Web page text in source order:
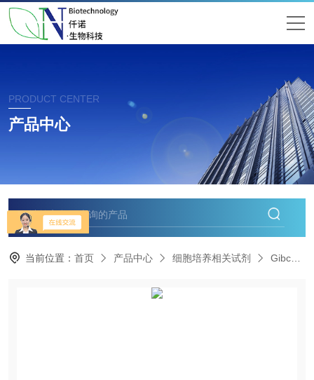
PRODUCT CENTER
产品中心
当前位置： 首页 产品中心 细胞培养相关试剂 Gibco羊水培养基11269-016